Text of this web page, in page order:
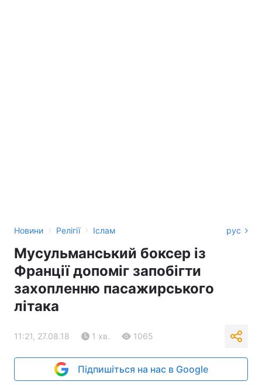
Новини › Релігії › Іслам рус
Мусульманський боксер із
Франції допоміг запобігти
захопленню пасажирського
літака
11:21, 27.08.18 1 хв. 1065
Підпишіться на нас в Google